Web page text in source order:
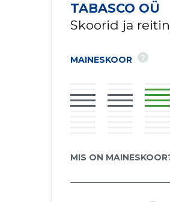
TABASCO OÜ
Skoorid ja
MAINESKOOR ?
MIS ON